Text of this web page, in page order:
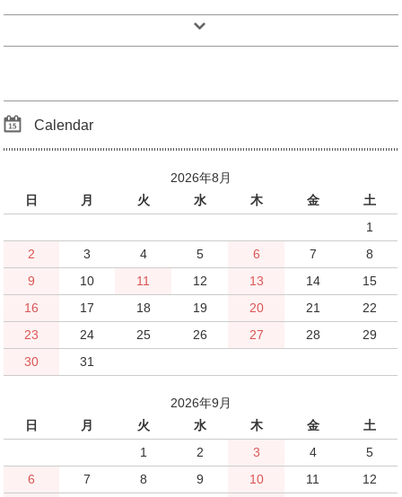
Calendar
2026年8月
日
月 火 水 木 金
土
1
2
3 4 5 6 7
8
9
10 11 12 13 14
15
16
17 18 19 20 21
22
23
24 25 26 27 28
29
30
31
2026年9月
日
月 火 水 木 金
土
1
2 3 4
5
6
7 8 9 10 11
12